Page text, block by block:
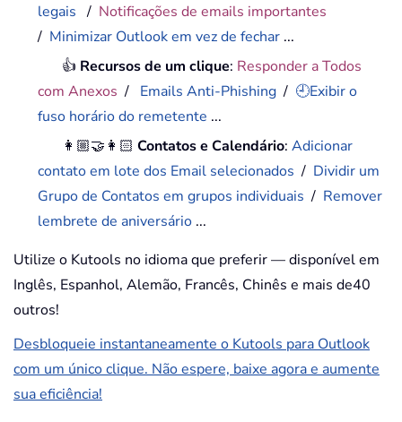
legais / Notificações de emails importantes
/ Minimizar Outlook em vez de fechar ...
👍 Recursos de um clique: Responder a Todos
com Anexos / Emails Anti-Phishing / 🕘Exibir o
fuso horário do remetente ...
👩🏼‍🤝‍👩🏻Contatos e Calendário:Adicionar
contato em lote dos Email selecionados / Dividir um
Grupo de Contatos em grupos individuais / Remover
lembrete de aniversário ...
Utilize o Kutools no idioma que preferir — disponível em
Inglês, Espanhol, Alemão, Francês, Chinês e mais de40
outros!
Desbloqueie instantaneamente o Kutools para Outlook
com um único clique. Não espere, baixe agora e aumente
sua eficiência!